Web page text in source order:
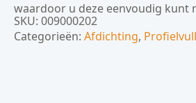
waardoor u deze eenvoudig kunt
SKU: 009000202
Categorieën: Afdichting,